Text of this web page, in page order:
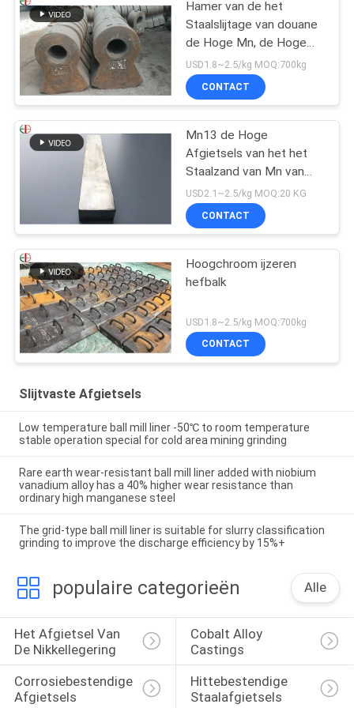
Hamer van de het
Staalslijtage van douane
de Hoge Mn, de Hoge
Hamer Uit gegoten staal
EB19047 van de
Chromiumlegering
USD1.8~2.5/kg MOQ:700kg
CONTACT
Mn13 de Hoge
Afgietsels van het het
Staalzand van Mn van
het Mangaanstaal
AS2074 H1A Hoge
USD2.1~2.5/kg MOQ:20 KG
CONTACT
Hoogchroom ijzeren
hefbalk
USD1.8~2.5/kg MOQ:700kg
CONTACT
Slijtvaste Afgietsels
Low temperature ball mill liner -50℃ to room temperature
stable operation special for cold area mining grinding
Rare earth wear-resistant ball mill liner added with niobium
vanadium alloy has a 40% higher wear resistance than
ordinary high manganese steel
The grid-type ball mill liner is suitable for slurry classification
grinding to improve the discharge efficiency by 15%+
populaire categorieën Alle
Het Afgietsel Van
De Nikkellegering
Cobalt Alloy
Castings
Corrosiebestendige
Afgietsels
Hittebestendige
Staalafgietsels